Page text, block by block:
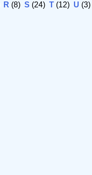
R (8) S (24) T (12) U (3)